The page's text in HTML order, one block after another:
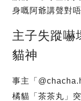
身嘅阿爺講聲對唔
主子失蹤嚇
貓神
事主「
橘貓「茶茶丸」